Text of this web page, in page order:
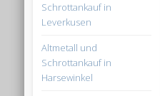
Schrottankauf in
Leverkusen
Altmetall und
Schrottankauf in
Harsewinkel